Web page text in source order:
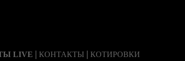
LIVE | КОНТАКТЫ | КОТИРОВКИ